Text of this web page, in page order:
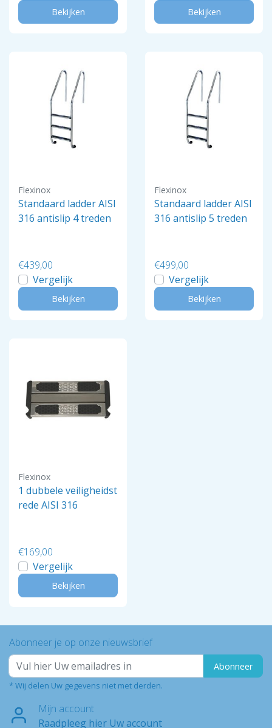
Bekijken Bekijken
Flexinox
Standaard ladder AISI
316 antislip 4 treden
€439,00
Vergelijk
Bekijken
Flexinox
Standaard ladder AISI
316 antislip 5 treden
€499,00
Vergelijk
Bekijken
Flexinox
1 dubbele veiligheidst
rede AISI 316
€169,00
Vergelijk
Bekijken
Abonneer je op onze nieuwsbrief
Abonneer
* Wij delen Uw gegevens niet met derden.
Mijn account
Raadpleeg hier Uw account